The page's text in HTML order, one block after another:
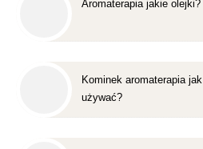
Aromaterapia jakie olejki?
Kominek aromaterapia jak
używać?